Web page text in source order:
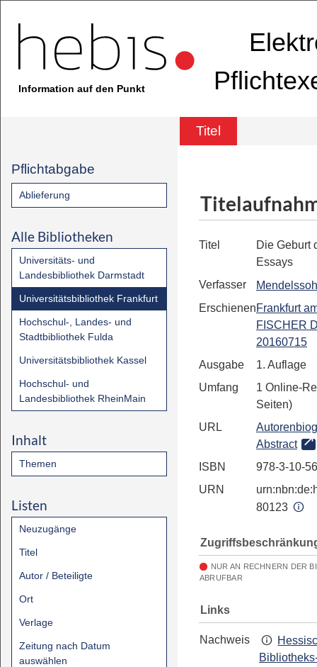
Information auf den Punkt
Titel
Pflichtabgabe
Ablieferung
Alle Bibliotheken
Universitäts- und
Landesbibliothek Darmstadt
Universitätsbibliothek Frankfurt
Hochschul-, Landes- und
Stadtbibliothek Fulda
Universitätsbibliothek Kassel
Hochschul- und
Landesbibliothek RheinMain
Inhalt
Themen
Listen
Neuzugänge
Titel
Autor / Beteiligte
Ort
Verlage
Zeitung nach Datum
auswählen
Titel
Die Geburt
Essays
Verfasser
ErschienenFrankfurt
FISCHER
20160715
Ausgabe
1. Auflage
Umfang
1 Online-
Seiten)
URL
Abstract
ISBN
978-3-10-
URN
80123
NUR AN RECHNERN DER
ABRUFBAR
Links
Nachweis